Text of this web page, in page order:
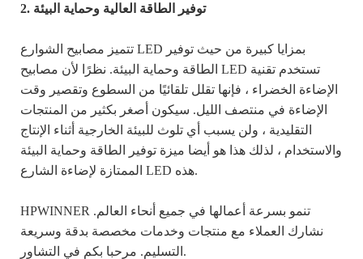
2. توفير الطاقة العالية وحماية البيئة
تتميز مصابيح الشوارع LED بمزايا كبيرة من حيث توفير
الطاقة وحماية البيئة. نظرًا لأن مصابيح LED تستخدم تقنية
الإضاءة الخضراء ، فإنها تقلل تلقائيًا من السطوع وتقصير وقت
الإضاءة في منتصف الليل. سيكون أصغر بكثير من المنتجات
التقليدية ، ولن يسبب أي تلوث للبيئة الخارجية أثناء الإنتاج
والاستخدام ، لذلك هذا هو أيضا ميزة توفير الطاقة وحماية البيئة
الممتازة لإضاءة الشارع LED هذه.
HPWINNER تنمو بسرعة أعمالها في جميع أنحاء العالم.
نشارك العملاء مع منتجات وخدمات مخصصة بدقة وسريعة
التسليم. مرحبا بكم في التشاور.